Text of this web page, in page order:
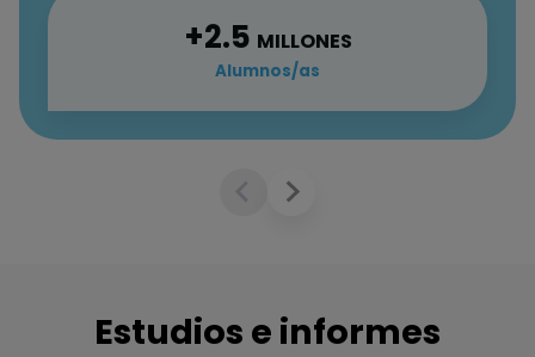
2.5 MILLONES
Alumnos/as
Estudios e informes